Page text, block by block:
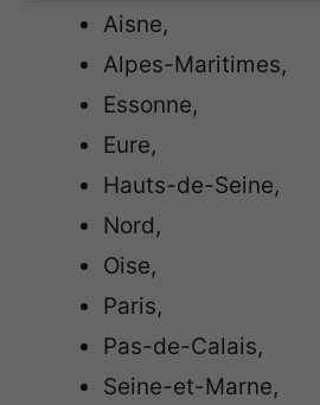
Aisne,
Alpes-Maritimes,
Essonne,
Eure,
Hauts-de-Seine,
Nord,
Oise,
Paris,
Pas-de-Calais,
Seine-et-Marne,